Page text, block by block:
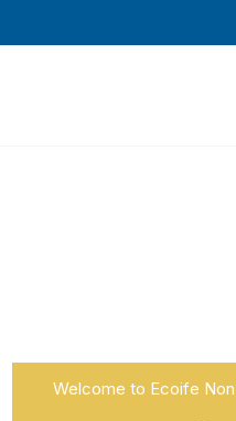
Welcome to Ecoife